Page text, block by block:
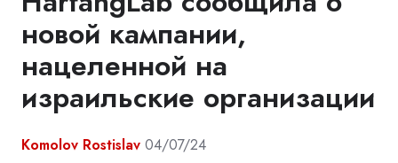
новой кампании,
нацеленной на
израильские организации
Komolov Rostislav 04/07/24